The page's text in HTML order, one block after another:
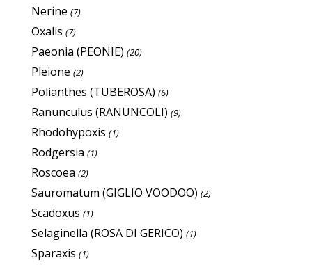
Nerine (7)
Oxalis (7)
Paeonia (PEONIE) (20)
Pleione (2)
Polianthes (TUBEROSA) (6)
Ranunculus (RANUNCOLI) (9)
Rhodohypoxis (1)
Rodgersia (1)
Roscoea (2)
Sauromatum (GIGLIO VOODOO) (2)
Scadoxus (1)
Selaginella (ROSA DI GERICO) (1)
Sparaxis (1)